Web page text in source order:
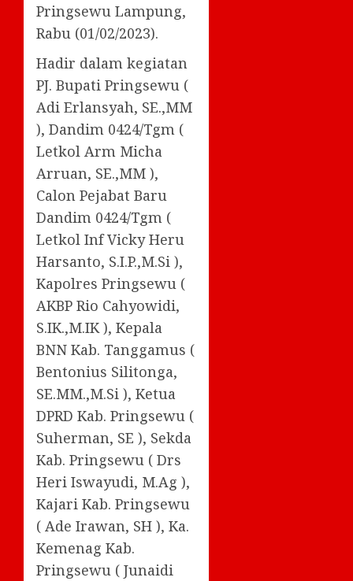
Pringsewu Lampung,
Rabu (01/02/2023).
Hadir dalam kegiatan
PJ. Bupati Pringsewu (
Adi Erlansyah, SE.,MM
), Dandim 0424/Tgm (
Letkol Arm Micha
Arruan, SE.,MM ),
Calon Pejabat Baru
Dandim 0424/Tgm (
Letkol Inf Vicky Heru
Harsanto, S.I.P.,M.Si ),
Kapolres Pringsewu (
AKBP Rio Cahyowidi,
S.IK.,M.IK ), Kepala
BNN Kab. Tanggamus (
Bentonius Silitonga,
SE.MM.,M.Si ), Ketua
DPRD Kab. Pringsewu (
Suherman, SE ), Sekda
Kab. Pringsewu ( Drs
Heri Iswayudi, M.Ag ),
Kajari Kab. Pringsewu
( Ade Irawan, SH ), Ka.
Kemenag Kab.
Pringsewu ( Junaidi